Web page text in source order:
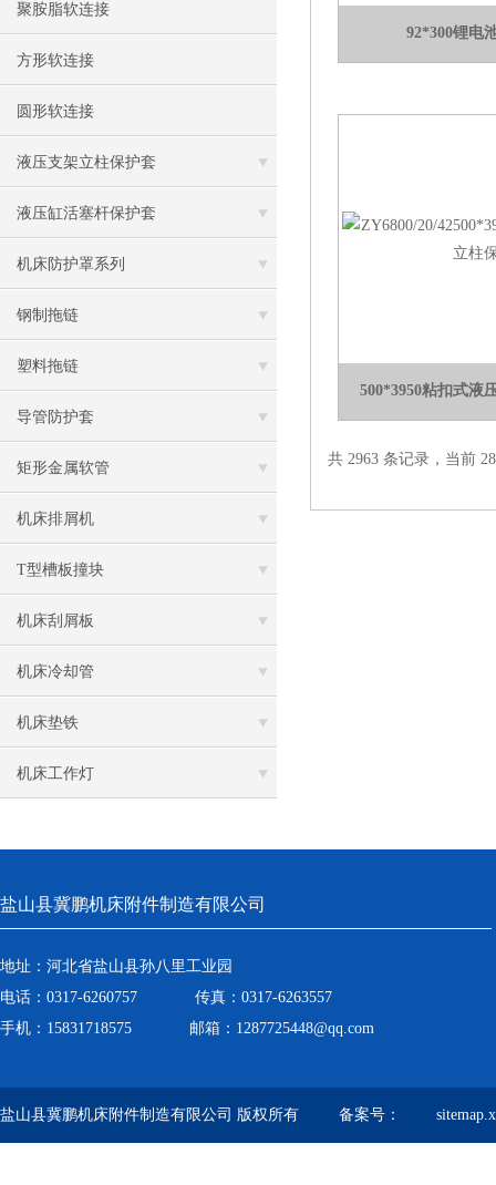
聚胺脂软连接
方形软连接
圆形软连接
液压支架立柱保护套
液压缸活塞杆保护套
机床防护罩系列
钢制拖链
塑料拖链
导管防护套
矩形金属软管
机床排屑机
T型槽板撞块
机床刮屑板
机床冷却管
机床垫铁
机床工作灯
92*300锂电
500*3950粘扣式液
共 2963 条记录，当前
盐山县冀鹏机床附件制造有限公司
地址：河北省盐山县孙八里工业园
电话：0317-6260757 传真：0317-6263557
手机：15831718575 邮箱：1287725448@qq.com
盐山县冀鹏机床附件制造有限公司 版权所有 备案号：